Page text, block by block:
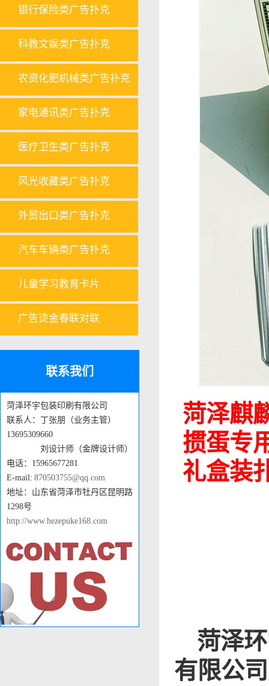
银行保险类广告扑克
科教文娱类广告扑克
农资化肥机械类广告扑克
家电通讯类广告扑克
医疗卫生类广告扑克
风光收藏类广告扑克
外贸出口类广告扑克
汽车车辆类广告扑克
儿童学习教育卡片
广告烫金春联对联
联系我们
菏泽环宇包装印刷有限公司
联系人：丁张朋（业务主管）
13695309660
刘设计师（金牌设计师）
电话：15965677281
E-mail: 870503755@qq.com
地址：山东省菏泽市牡丹区昆明路
1298号
http://www.hezepuke168.com
菏泽麒
掼蛋专
礼盒装
菏泽环
有限公